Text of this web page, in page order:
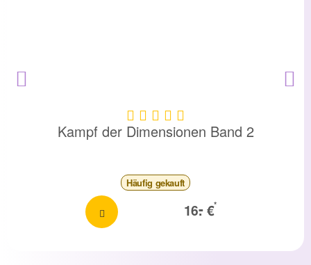
Kampf der Dimensionen Band 2
Häufig gekauft
16.- €
*